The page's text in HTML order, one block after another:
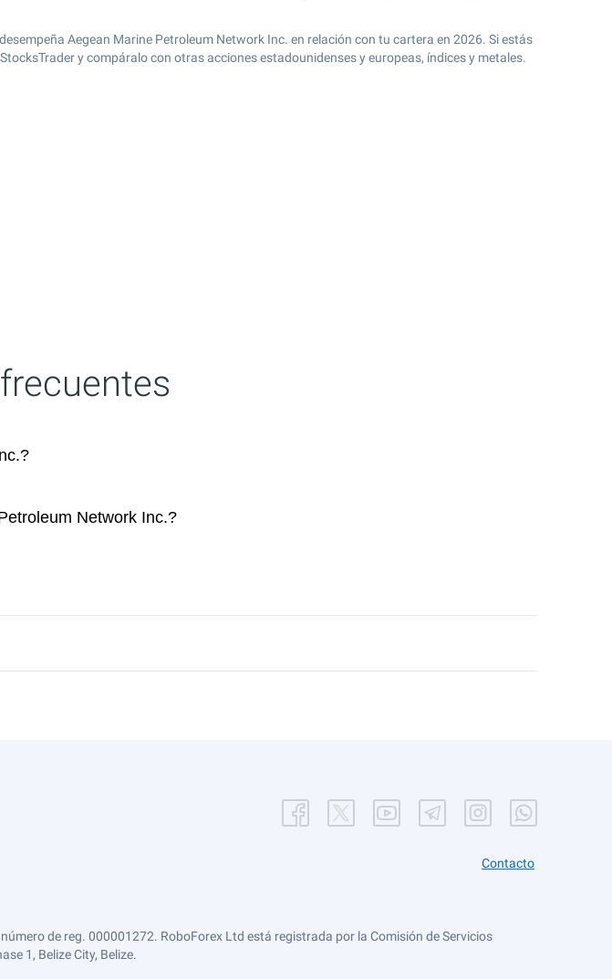
Aegean Marine Petroleum Network Inc. en relación con tu cartera en 2026. Si estás
y compáralo con otras acciones estadounidenses y europeas, índices y metales.
Network Inc.?
Contacto
de reg. 000001272. RoboForex Ltd está registrada por la Comisión de Servicios
1, Belize City, Belize.